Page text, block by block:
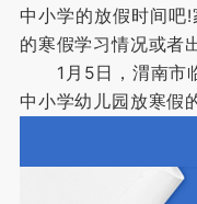
中小学的放假时间吧
的寒假学习情况或者
1月5日，渭南市
中小学幼儿园放寒